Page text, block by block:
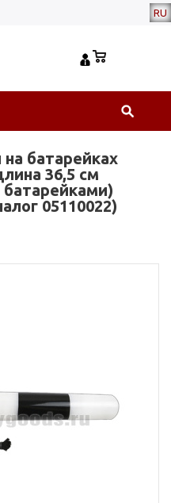
RU
батарейках
36,5 см
05110022)